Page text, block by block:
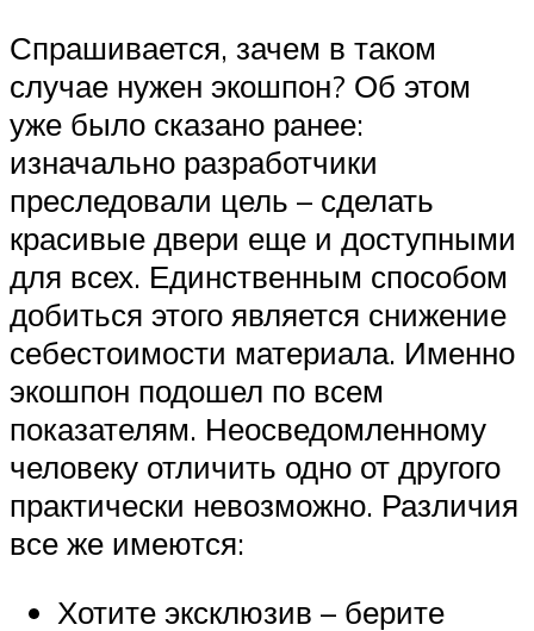
Спрашивается, зачем в таком
случае нужен экошпон? Об этом
уже было сказано ранее:
изначально разработчики
преследовали цель – сделать
красивые двери еще и доступными
для всех. Единственным способом
добиться этого является снижение
себестоимости материала. Именно
экошпон подошел по всем
показателям. Неосведомленному
человеку отличить одно от другого
практически невозможно. Различия
все же имеются:
Хотите эксклюзив – берите